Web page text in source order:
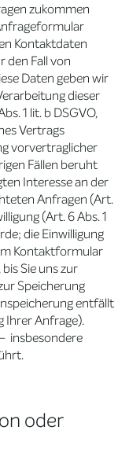
zukommen
Kontaktdaten
den Fall von
Daten geben wir
dieser
1 lit. b DSGVO,
Vertrags
vorvertraglicher
Fällen beruht
Interesse an der
Anfragen (Art.
(Art. 6 Abs. 1
die Einwilligung
Kontaktformular
Sie uns zur
Speicherung
entfällt
Ihrer Anfrage).
insbesondere
oder